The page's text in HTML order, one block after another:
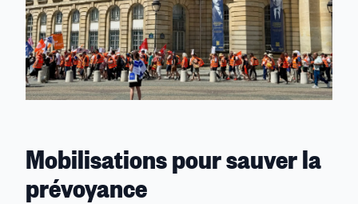
Mobilisations pour sauver la
prévoyance